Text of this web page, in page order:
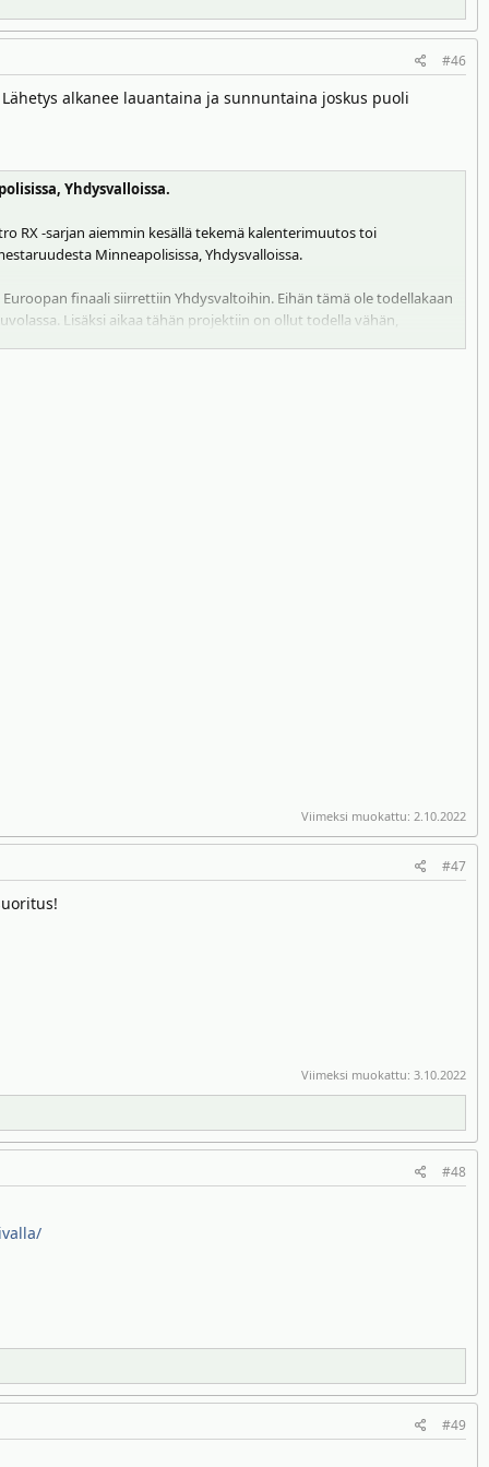
#46
alkanee lauantaina ja sunnuntaina joskus puoli
Yhdysvalloissa.
RX -sarjan aiemmin kesällä tekemä kalenterimuutos toi
Minneapolisissa, Yhdysvalloissa.
finaali siirrettiin Yhdysvaltoihin. Eihän tämä ole todellakaan
Lisäksi aikaa tähän projektiin on ollut todella vähän,
Viimeksi muokattu: 2.10.2022
#47
Viimeksi muokattu: 3.10.2022
#48
#49